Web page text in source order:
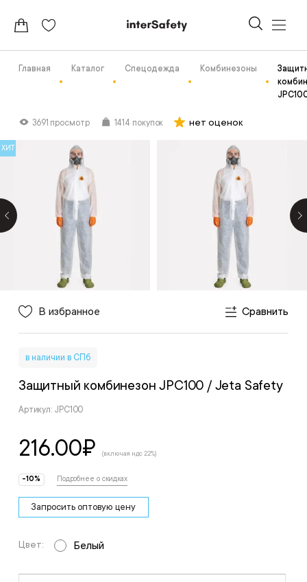
Главная Каталог Спецодежда Комбинезоны
3691 просмотр 1414 покупок нет оценок
ХИТ
В избранное Сравнить
в наличии в СПб
Защитный комбинезон JPC100 / Jeta Safety
Артикул: JPC100
216.00₽ (включая ндс 22%)
-10% Подробнее о скидках
Запросить оптовую цену
Цвет: Белый